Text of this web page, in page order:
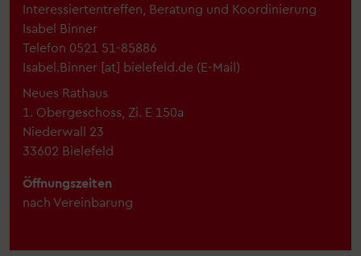
Interessiertentreffen, Beratung und Koordinierung
Isabel Binner
Telefon 0521 51-85886
Isabel.Binner [at] bielefeld.de (E-Mail)
Neues Rathaus
1. Obergeschoss, Zi. E 150a
Niederwall 23
33602 Bielefeld
Öffnungszeiten
nach Vereinbarung